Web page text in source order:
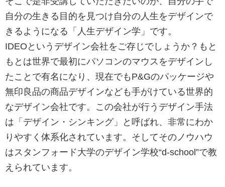
自分の生きる目的を見つけ自分の人生をデザインで
きるようになる「人生デザイン学」です。
IDEOというデザイン会社をご存じでしょうか？もと
もとは世界で最初にパソコンのマウスをデザインし
たことで有名になり、現在でもP&Gのパッケージや
無印良品の商品デザインなども手がけている世界的
なデザイン会社です。この会社が行うデザイン手法
は「デザイン・シンキング」と呼ばれ、非常にわか
りやすく体系化されています。そしてそのノウハウ
はスタンフォード大学のデザイン学校“d-school”で教
えられています。